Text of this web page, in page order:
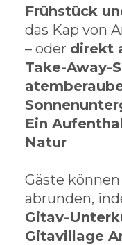
Frühstück
das Kap von
– oder direkt
Take-Away-
Ein
Natur
Gäste
abrunden,
Gitav-
Gitavillage